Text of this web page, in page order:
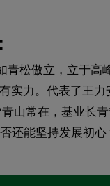
青松傲立，立于
实力。代表了王
山常在，基业长
还能坚持发展初